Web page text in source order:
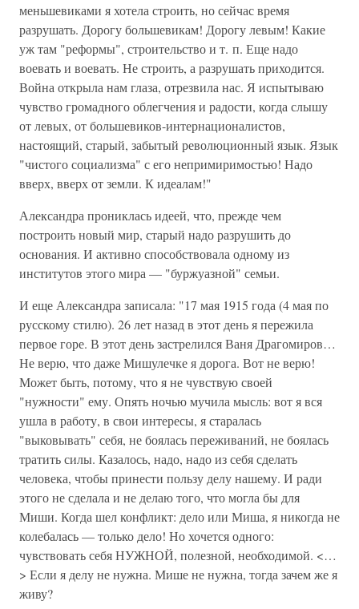
меньшевиками я хотела строить, но сейчас время
разрушать. Дорогу большевикам! Дорогу левым! Какие
уж там "реформы", строительство и т. п. Еще надо
воевать и воевать. Не строить, а разрушать приходится.
Война открыла нам глаза, отрезвила нас. Я испытываю
чувство громадного облегчения и радости, когда слышу
от левых, от большевиков-интернационалистов,
настоящий, старый, забытый революционный язык. Язык
"чистого социализма" с его непримиримостью! Надо
вверх, вверх от земли. К идеалам!"
Александра прониклась идеей, что, прежде чем
построить новый мир, старый надо разрушить до
основания. И активно способствовала одному из
институтов этого мира — "буржуазной" семьи.
И еще Александра записала: "17 мая 1915 года (4 мая по
русскому стилю). 26 лет назад в этот день я пережила
первое горе. В этот день застрелился Ваня Драгомиров…
Не верю, что даже Мишулечке я дорога. Вот не верю!
Может быть, потому, что я не чувствую своей
"нужности" ему. Опять ночью мучила мысль: вот я вся
ушла в работу, в свои интересы, я старалась
"выковывать" себя, не боялась переживаний, не боялась
тратить силы. Казалось, надо, надо из себя сделать
человека, чтобы принести пользу делу нашему. И ради
этого не сделала и не делаю того, что могла бы для
Миши. Когда шел конфликт: дело или Миша, я никогда не
колебалась — только дело! Но хочется одного:
чувствовать себя НУЖНОЙ, полезной, необходимой. <…
> Если я делу не нужна. Мише не нужна, тогда зачем же я
живу?